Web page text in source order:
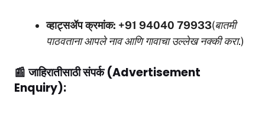
व्हाट्सॲप क्रमांक: +91 94040 79933(बातमी
पाठवताना आपले नाव आणि गावाचा उल्लेख नक्की करा.)
📰जाहिरातीसाठी संपर्क (Advertisement
Enquiry):